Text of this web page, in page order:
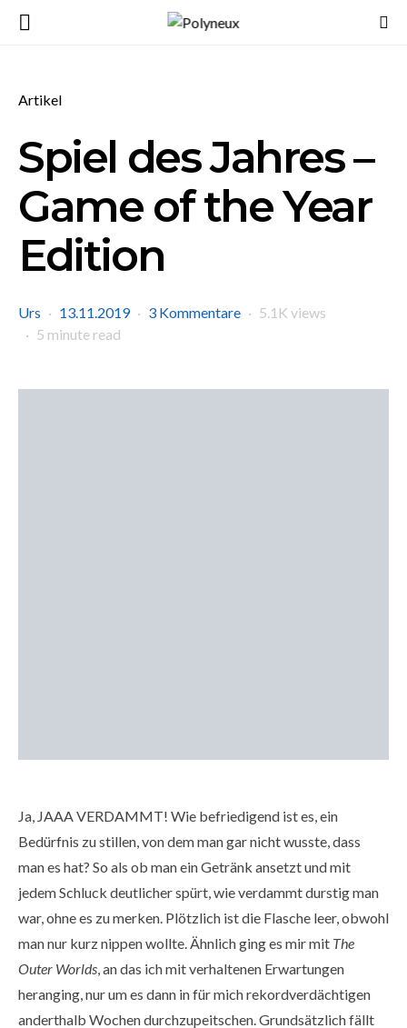
Artikel
Spiel des Jahres –
Game of the Year
Edition
Urs 13.11.2019 3 Kommentare
5.1K views
5 minute read
Ja, JAAA VERDAMMT! Wie befriedigend ist es, ein
Bedürfnis zu stillen, von dem man gar nicht wusste, dass
man es hat? So als ob man ein Getränk ansetzt und mit
jedem Schluck deutlicher spürt, wie verdammt durstig man
war, ohne es zu merken. Plötzlich ist die Flasche leer, obwohl
man nur kurz nippen wollte. Ähnlich ging es mir mit The
Outer Worlds, an das ich mit verhaltenen Erwartungen
heranging, nur um es dann in für mich rekordverdächtigen
anderthalb Wochen durchzupeitschen. Grundsätzlich fällt